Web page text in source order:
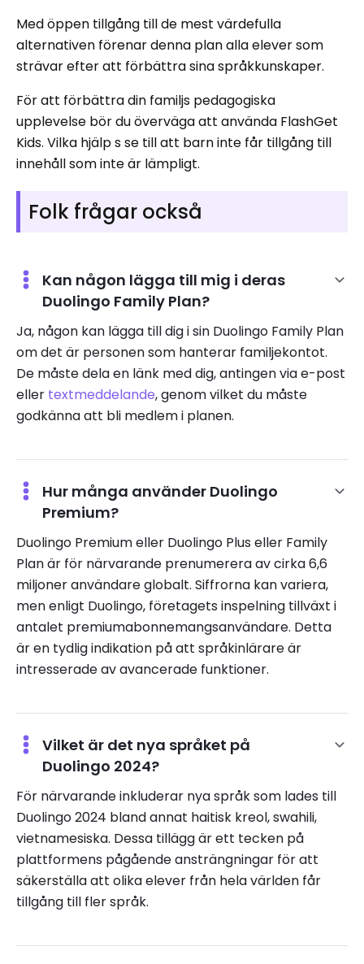
Med öppen tillgång till de mest värdefulla
alternativen förenar denna plan alla elever som
strävar efter att förbättra sina språkkunskaper.
För att förbättra din familjs pedagogiska
upplevelse bör du överväga att använda FlashGet
Kids. Vilka hjälp s se till att barn inte får tillgång till
innehåll som inte är lämpligt.
Folk frågar också
Kan någon lägga till mig i deras
Duolingo Family Plan?
Ja, någon kan lägga till dig i sin Duolingo Family Plan
om det är personen som hanterar familjekontot.
De måste dela en länk med dig, antingen via e-post
eller textmeddelande, genom vilket du måste
godkänna att bli medlem i planen.
Hur många använder Duolingo
Premium?
Duolingo Premium eller Duolingo Plus eller Family
Plan är för närvarande prenumerera av cirka 6,6
miljoner användare globalt. Siffrorna kan variera,
men enligt Duolingo, företagets inspelning tillväxt i
antalet premiumabonnemangsanvändare. Detta
är en tydlig indikation på att språkinlärare är
intresserade av avancerade funktioner.
Vilket är det nya språket på
Duolingo 2024?
För närvarande inkluderar nya språk som lades till
Duolingo 2024 bland annat haitisk kreol, swahili,
vietnamesiska. Dessa tillägg är ett tecken på
plattformens pågående ansträngningar för att
säkerställa att olika elever från hela världen får
tillgång till fler språk.